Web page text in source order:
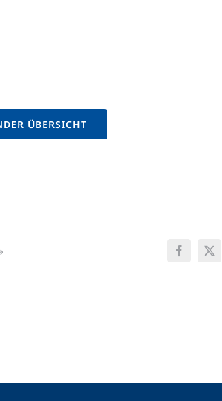
ÜBERSICHT
Facebook
X